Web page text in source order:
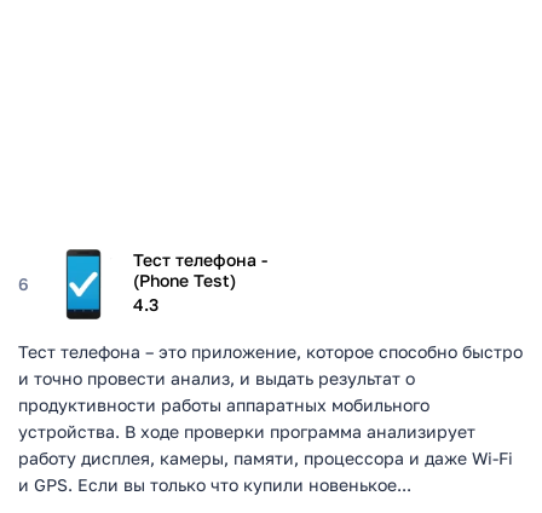
6
Тест телефона -
(Phone Test)
4.3
Тест телефона – это приложение, которое способно быстро
и точно провести анализ, и выдать результат о
продуктивности работы аппаратных мобильного
устройства. В ходе проверки программа анализирует
работу дисплея, камеры, памяти, процессора и даже Wi-Fi
и GPS. Если вы только что купили новенькое...